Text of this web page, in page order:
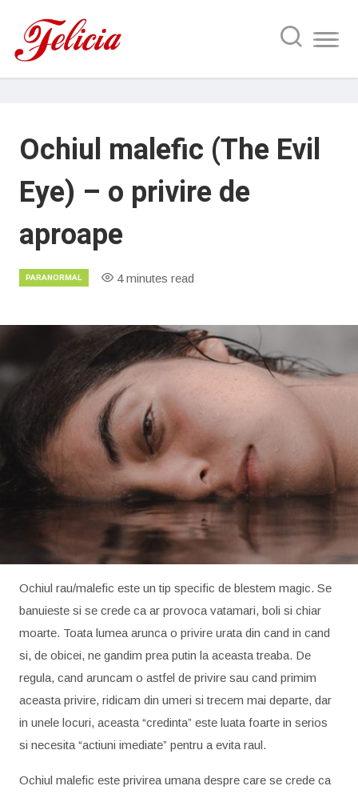
Ochiul malefic (The Evil
Eye) – o privire de
aproape
PARANORMAL 4 minutes read
Ochiul rau/malefic este un tip specific de blestem magic. Se
banuieste si se crede ca ar provoca vatamari, boli si chiar
moarte. Toata lumea arunca o privire urata din cand in cand
si, de obicei, ne gandim prea putin la aceasta treaba. De
regula, cand aruncam o astfel de privire sau cand primim
aceasta privire, ridicam din umeri si trecem mai departe, dar
in unele locuri, aceasta “credinta” este luata foarte in serios
si necesita “actiuni imediate” pentru a evita raul.
Ochiul malefic este privirea umana despre care se crede ca